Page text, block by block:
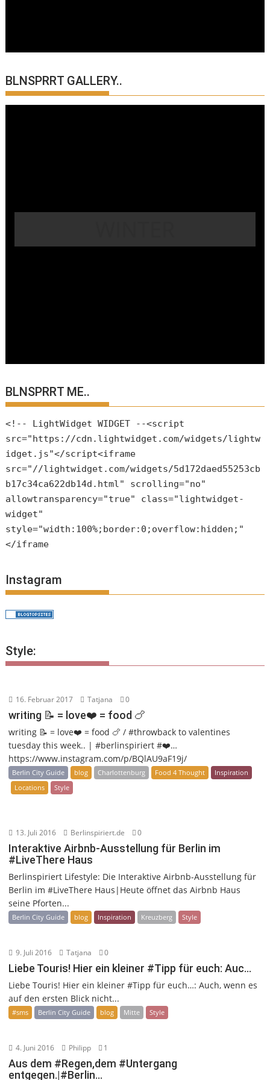
BLNSPRRT GALLERY..
BLNSPRRT ME..
<!-- LightWidget WIDGET --<script
src="https://cdn.lightwidget.com/widgets/lightw
idget.js"</script<iframe
src="//lightwidget.com/widgets/5d172daed55253cb
b17c34ca622db14d.html" scrolling="no"
allowtransparency="true" class="lightwidget-
widget"
style="width:100%;border:0;overflow:hidden;"
</iframe
Instagram
Style:
16. Februar 2017 Tatjana 0
writing 📝 = love❤️ = food 🍗
writing 📝 = love❤️ = food 🍗 / #throwback to valentines
tuesday this week.. | #berlinspiriert #❤️…
https://www.instagram.com/p/BQlAU9aF19j/
Berlin City Guide blog Charlottenburg Food 4 Thought
Inspiration
Locations
Style
13. Juli 2016 Berlinspiriert.de 0
Interaktive Airbnb-Ausstellung für Berlin im
#LiveThere Haus
Berlinspiriert Lifestyle: Die Interaktive Airbnb-Ausstellung für
Berlin im #LiveThere Haus|Heute öffnet das Airbnb Haus
seine Pforten...
Berlin City Guide blog Inspiration Kreuzberg Style
9. Juli 2016 Tatjana 0
Liebe Touris! Hier ein kleiner #Tipp für euch: Auc…
Liebe Touris! Hier ein kleiner #Tipp für euch…: Auch, wenn es
auf den ersten Blick nicht...
#sms Berlin City Guide blog Mitte Style
4. Juni 2016 Philipp 1
Aus dem #Regen,dem #Untergang
entgegen.|#Berlin…